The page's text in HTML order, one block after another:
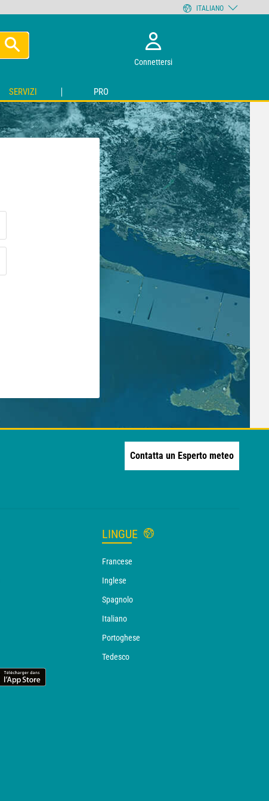
Connettersi
SERVIZI PRO
Contatta un Esperto meteo
LINGUE
Francese
Inglese
Spagnolo
Italiano
Portoghese
Tedesco
ITALIANO